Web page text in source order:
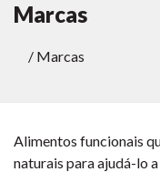
Marcas
/ Marcas
Alimentos funcionais
naturais para ajudá-lo